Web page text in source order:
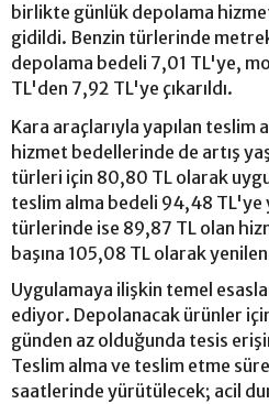
birlikte günlük depolama
gidildi. Benzin türlerinde
depolama bedeli 7,01 TL'ye,
TL'den 7,92 TL'ye çıkarıldı.
Kara araçlarıyla yapılan teslim
hizmet bedellerinde de artış
türleri için 80,80 TL olarak
teslim alma bedeli 94,48
türlerinde ise 89,87 TL olan
başına 105,08 TL olarak
Uygulamaya ilişkin temel
ediyor. Depolanacak ürünler
günden az olduğunda tesis
Teslim alma ve teslim etme
saatlerinde yürütülecek; acil